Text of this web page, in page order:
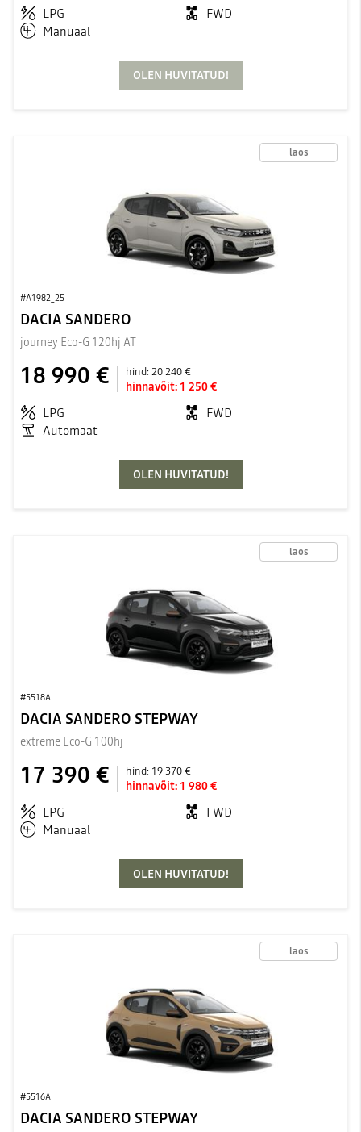
LPG
FWD
Manuaal
OLEN HUVITATUD!
laos
#A1982_25
DACIA SANDERO
journey Eco-G 120hj AT
18 990 € hind:20 240 €
hinnavõit: 1 250 €
LPG
FWD
Automaat
OLEN HUVITATUD!
laos
#5518A
DACIA SANDERO STEPWAY
extreme Eco-G 100hj
17 390 € hind: 19 370 €
hinnavõit: 1 980 €
LPG
FWD
Manuaal
OLEN HUVITATUD!
laos
#5516A
DACIA SANDERO STEPWAY